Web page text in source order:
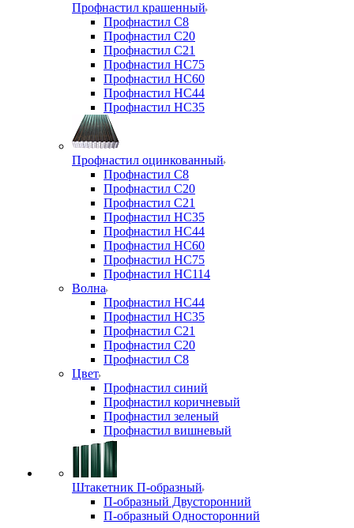
Профнастил крашенный
Профнастил С8
Профнастил С20
Профнастил С21
Профнастил НС75
Профнастил НС60
Профнастил НС44
Профнастил НС35
Профнастил оцинкованный
Профнастил С8
Профнастил С20
Профнастил С21
Профнастил НС35
Профнастил НС44
Профнастил НС60
Профнастил НС75
Профнастил НС114
Волна
Профнастил НС44
Профнастил НС35
Профнастил С21
Профнастил С20
Профнастил С8
Цвет
Профнастил синий
Профнастил коричневый
Профнастил зеленый
Профнастил вишневый
Штакетник П-образный
П-образный Двусторонний
П-образный Односторонний